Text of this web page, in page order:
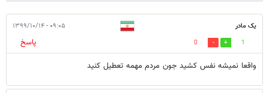
یک مادر ۰۹:۰۵ - ۱۳۹۹/۱۰/۱۴
1
0
پاسخ
واقعا نمیشه نفس کشید جون مردم مهمه تعطیل کنید